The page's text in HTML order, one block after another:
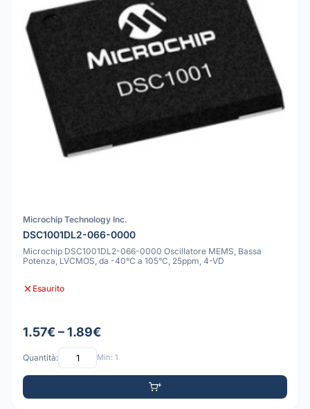
Microchip Technology Inc.
DSC1001DL2-066-0000
Microchip DSC1001DL2-066-0000 Oscillatore MEMS, Bassa
Potenza, LVCMOS, da -40°C a 105°C, 25ppm, 4-VD
Esaurito
1.57€ – 1.89€
Quantità: Min: 1